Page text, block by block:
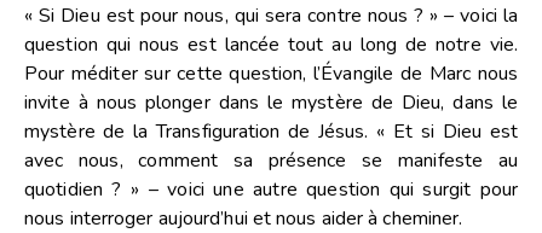
« Si Dieu est pour nous, qui sera contre nous ? » – voici la
question qui nous est lancée tout au long de notre vie.
Pour méditer sur cette question, l’Évangile de Marc nous
invite à nous plonger dans le mystère de Dieu, dans le
mystère de la Transfiguration de Jésus. « Et si Dieu est
avec nous, comment sa présence se manifeste au
quotidien ? » – voici une autre question qui surgit pour
nous interroger aujourd’hui et nous aider à cheminer.